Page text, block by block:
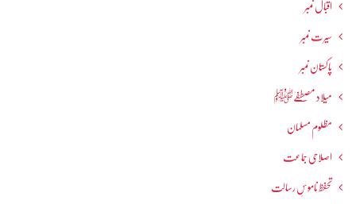
اقبال نمبر
سیرت نمبر
پاکستان نمبر
میلاد مصطفےٰﷺ
مظلوم مسلمان
اصلاحی جماعت
تحفظ ناموسِ رسالت